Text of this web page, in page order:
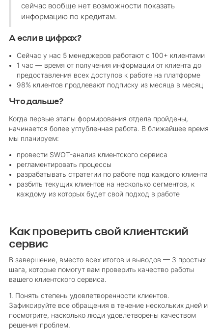
сейчас вообще нет возможности показать
информацию по кредитам.
А если в цифрах?
Сейчас у нас 5 менеджеров работают с 100+ клиентами
1 час — время от получения информации от клиента до
предоставления всех доступов к работе на платформе
98% клиентов продлевают подписку из месяца в месяц
Что дальше?
Когда первые этапы формирования отдела пройдены,
начинается более углубленная работа. В ближайшее время
мы планируем:
провести SWOT-анализ клиентского сервиса
регламентировать процессы
разрабатывать стратегии по работе под каждого клиента
разбить текущих клиентов на несколько сегментов, к
каждому из которых будет свой подход в работе
Как проверить свой клиентский
сервис
В завершение, вместо всех итогов и выводов — 3 простых
шага, которые помогут вам проверить качество работы
вашего клиентского сервиса.
1. Понять степень удовлетворенности клиентов.
Зафиксируйте все обращения в течение нескольких дней и
посмотрите, насколько люди удовлетворены качеством
решения проблем.